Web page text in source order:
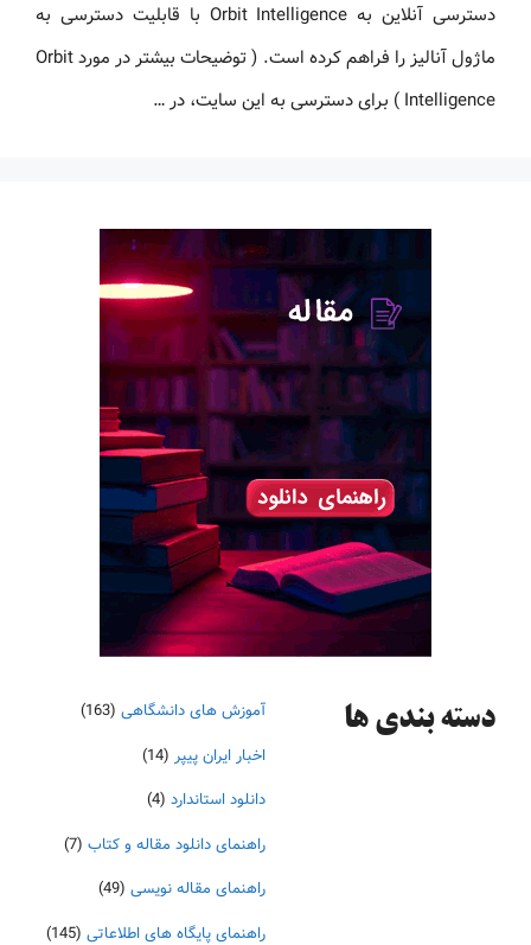
دسترسی آنلاین به Orbit Intelligence با قابلیت دسترسی به
ماژول آنالیز را فراهم کرده است. ( توضیحات بیشتر در مورد Orbit
Intelligence ) برای دسترسی به این سایت، در …
دسته‌ بندی ها آموزش های دانشگاهی (163)
اخبار ایران پیپر (14)
دانلود استاندارد (4)
راهنمای دانلود مقاله و کتاب (7)
راهنمای مقاله نویسی (49)
راهنمای پایگاه های اطلاعاتی (145)